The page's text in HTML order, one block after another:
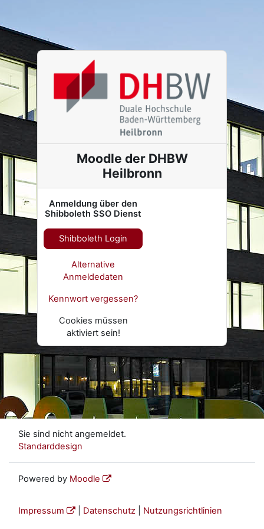
Moodle der DHBW
Heilbronn
Anmeldung über den
Shibboleth SSO Dienst
Shibboleth Login
Alternative
Anmeldedaten
Kennwort vergessen?
Cookies müssen
aktiviert sein!
Sie sind nicht angemeldet.
Standarddesign
Powered by Moodle
Impressum Datenschutz Nutzungsrichtlinien